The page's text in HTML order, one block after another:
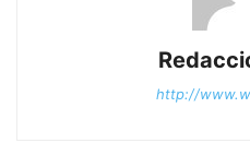
http://